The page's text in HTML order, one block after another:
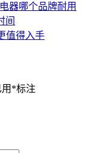
器哪个品牌耐用
间
值得入手
*标注